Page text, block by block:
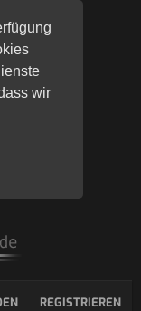
wir
REGISTRIEREN